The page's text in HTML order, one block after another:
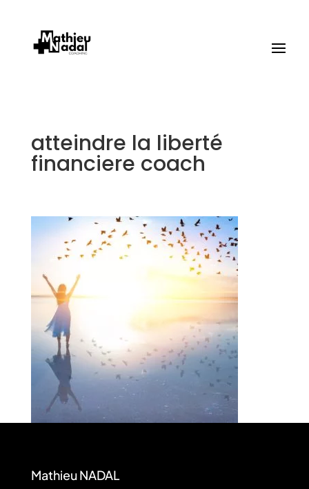
atteindre la liberté
financiere coach
Mathieu NADAL